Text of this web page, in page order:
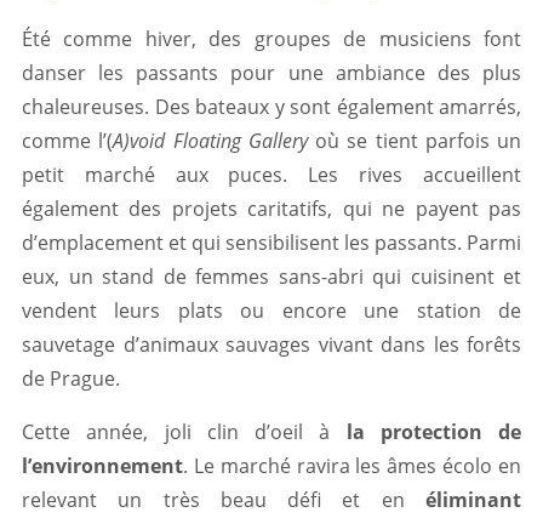
Été comme hiver, des groupes de musiciens font
danser les passants pour une ambiance des plus
chaleureuses. Des bateaux y sont également amarrés,
comme l’(A)void Floating Galleryoù se tient parfois un
petit marché aux puces. Les rives accueillent
également des projets caritatifs, qui ne payent pas
d’emplacement et qui sensibilisent les passants. Parmi
eux, un stand de femmes sans-abri qui cuisinent et
vendent leurs plats ou encore une station de
sauvetage d’animaux sauvages vivant dans les forêts
de Prague.
Cette année, joli clin d’oeil à la protection de
l’environnement. Le marché ravira les âmes écolo en
relevant un très beau défi et en éliminant